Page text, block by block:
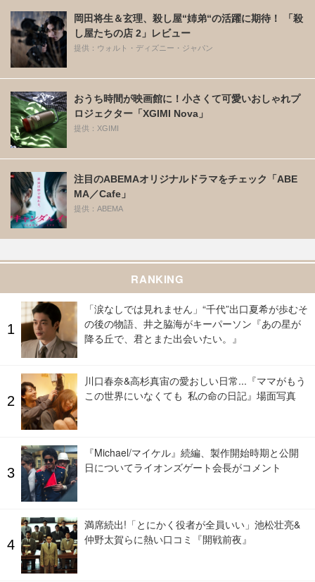
岡田将生＆玄理、殺し屋“姉弟“の活躍に期待！ 「殺
し屋たちの店 2」レビュー
提供：ウォルト・ディズニー・ジャパン
おうち時間が映画館に！小さくて可愛いおしゃれプ
ロジェクター「XGIMI Nova」
提供：XGIMI
注目のABEMAオリジナルドラマをチェック「ABE
MA／Cafe」
提供：ABEMA
RANKING
「涙なしでは見れません」“千代”出口夏希が歩むそ
の後の物語、井之脇海がキーパーソン『あの星が
降る丘で、君とまた出会いたい。』
川口春奈&高杉真宙の愛おしい日常...『ママがもう
この世界にいなくても 私の命の日記』場面写真
『Michael/マイケル』続編、製作開始時期と公開
日についてライオンズゲート会長がコメント
満席続出!「とにかく役者が全員いい」池松壮亮&
仲野太賀らに熱い口コミ『開戦前夜』